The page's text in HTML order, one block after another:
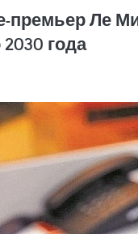
премьер Ле
года